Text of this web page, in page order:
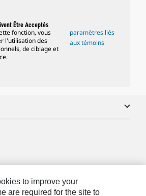
Être Acceptés
fonction, vous
l'utilisation des
de ciblage et
paramètres liés
aux témoins
to improve your
are required for the site to